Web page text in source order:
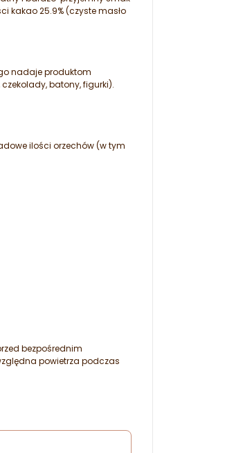
kakao 25.9% (czyste masło
nadaje produktom
batony, figurki).
ilości orzechów (w tym
bezpośrednim
powietrza podczas